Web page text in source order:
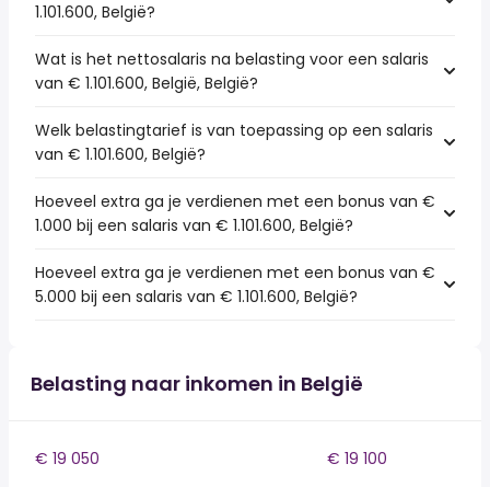
1.101.600, België?
Wat is het nettosalaris na belasting voor een salaris
van € 1.101.600, België, België?
Welk belastingtarief is van toepassing op een salaris
van € 1.101.600, België?
Hoeveel extra ga je verdienen met een bonus van €
1.000 bij een salaris van € 1.101.600, België?
Hoeveel extra ga je verdienen met een bonus van €
5.000 bij een salaris van € 1.101.600, België?
Belasting naar inkomen in België
€ 19 050
€ 19 100